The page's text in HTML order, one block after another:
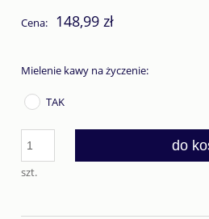
Cena: 148,99 zł
Mielenie kawy na życzenie:
TAK
szt.
do